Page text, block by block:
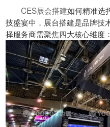
CES展会搭建如何精准选
技盛宴中，展台搭建是品牌技
择服务商需聚焦四大核心维度：